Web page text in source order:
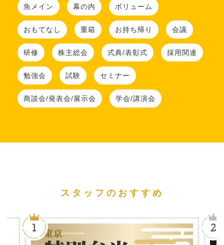
魚メイン 幕の内 ボリューム
おもてなし 重箱 お持ち帰り 会議
研修 株主総会 式典/表彰式 採用関連
勉強会 試験 セミナー
商談会/発表会/展示会 学会/講演会
スタッフのおすすめ